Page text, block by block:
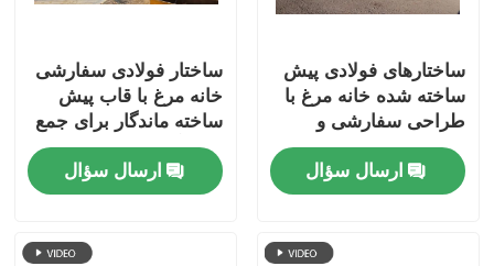
ساختارهای فولادی پیش
ساخته شده خانه مرغ با
طراحی سفارشی و
ساخت پایدار برای
پرورش مرغ کارآمد
ارسال سؤال
ساختار فولادی سفارشی
خانه مرغ با قاب پیش
ساخته ماندگار برای جمع
آوری آسان پرورش مرغ
ارسال سؤال